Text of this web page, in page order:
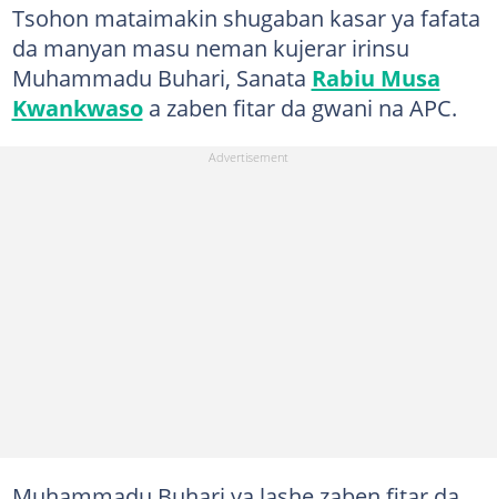
Tsohon mataimakin shugaban kasar ya fafata
da manyan masu neman kujerar irinsu
Muhammadu Buhari, Sanata Rabiu Musa
Kwankwasoa zaben fitar da gwani na APC.